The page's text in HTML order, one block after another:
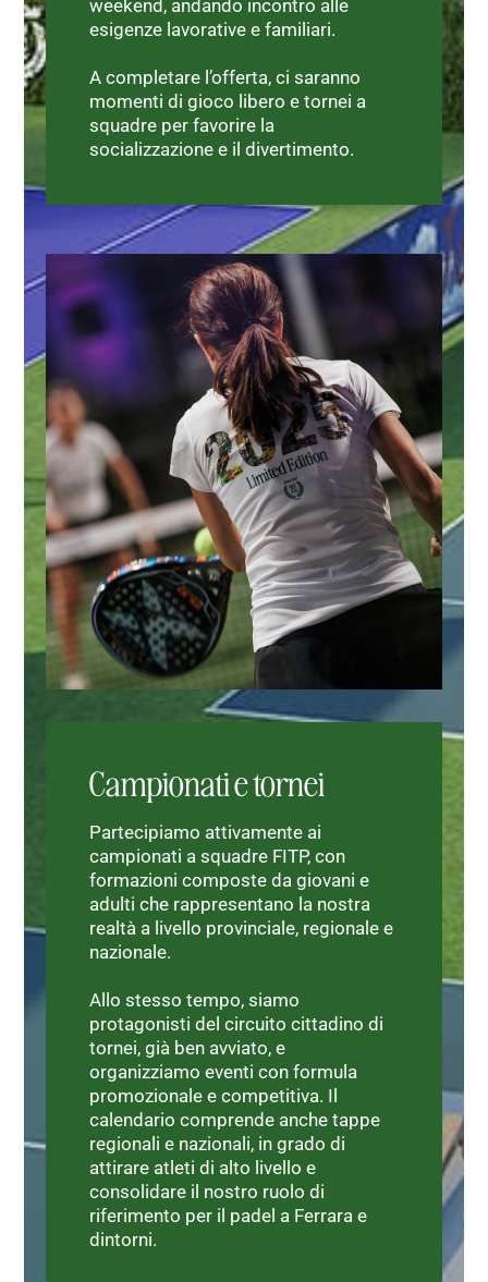
weekend, andando incontro alle
esigenze lavorative e familiari.
A completare l’offerta, ci saranno
momenti di gioco libero e tornei a
squadre per favorire la
socializzazione e il divertimento.
Campionati e tornei
Partecipiamo attivamente ai
campionati a squadre FITP, con
formazioni composte da giovani e
adulti che rappresentano la nostra
realtà a livello provinciale, regionale e
nazionale.
Allo stesso tempo, siamo
protagonisti del circuito cittadino di
tornei, già ben avviato, e
organizziamo eventi con formula
promozionale e competitiva. Il
calendario comprende anche tappe
regionali e nazionali, in grado di
attirare atleti di alto livello e
consolidare il nostro ruolo di
riferimento per il padel a Ferrara e
dintorni.